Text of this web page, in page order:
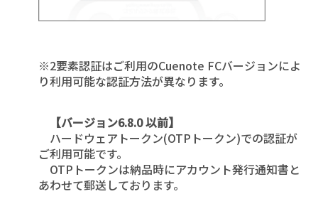
※2要素認証はご利用のCuenote FCバージョンによ
り利用可能な認証方法が異なります。
【バージョン6.8.0 以前】
ハードウェアトークン(OTPトークン)での認証が
ご利用可能です。
OTPトークンは納品時にアカウント発行通知書と
あわせて郵送しております。